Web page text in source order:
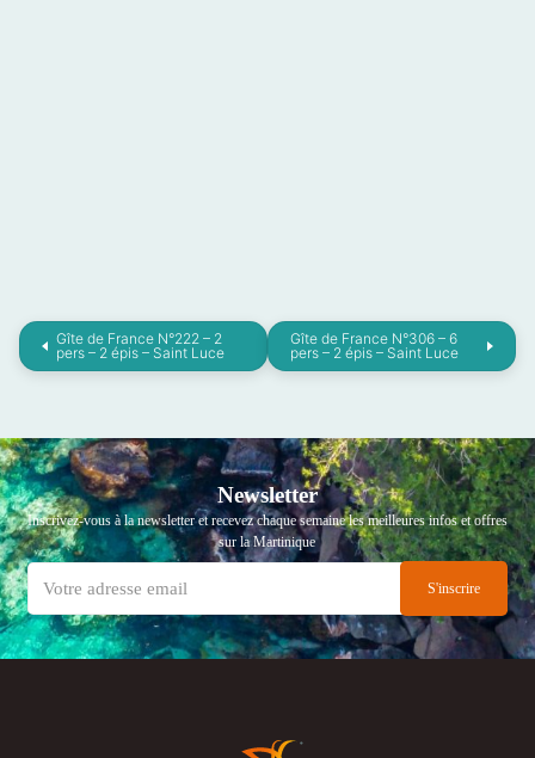
Gîte de France N°222 – 2
pers – 2 épis – Saint Luce
Gîte de France N°306 – 6
pers – 2 épis – Saint Luce
Newsletter
Inscrivez-vous à la newsletter et recevez chaque semaine les meilleures infos et offres
sur la Martinique